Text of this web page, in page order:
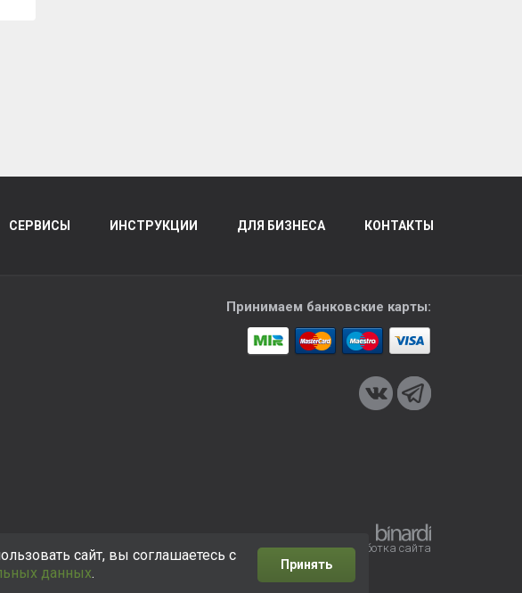
СЕРВИСЫ ИНСТРУКЦИИ ДЛЯ БИЗНЕСА КОНТАКТЫ
Принимаем банковские карты:
Разработка сайта
сайт, вы соглашаетесь с
данных.
Принять